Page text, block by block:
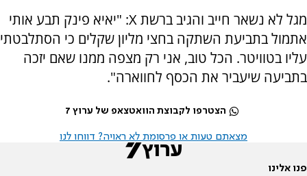
מגל לא נשאר חייב והגיב ברשת X: "יאיא פינק תבע אותי
אתמול בתביעת השתקה בחצי מליון שקלים כי הסתלבטתי
עליו בטוויטר. הכל טוב, אני רק מצפה ממנו שאם יזכה
בתביעה שיעביר את הכסף לחווארה".
הצטרפו לקבוצת הוואטצאפ של ערוץ 7
מצאתם טעות או פרסומת לא ראויה? דווחו לנו
פנו אלינו